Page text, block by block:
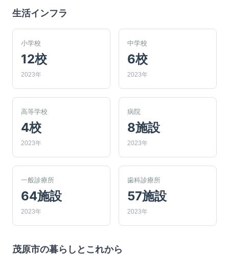
生活インフラ
小学校
12校
2023年
中学校
6校
2023年
高等学校
4校
2023年
病院
8施設
2023年
一般診療所
64施設
2023年
歯科診療所
57施設
2023年
茂原市の暮らしとこれから